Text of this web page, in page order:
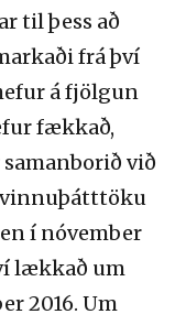
til þess að
frá því
á fjölgun
fækkað,
við
í nóvember
lækkað um
2016. Um